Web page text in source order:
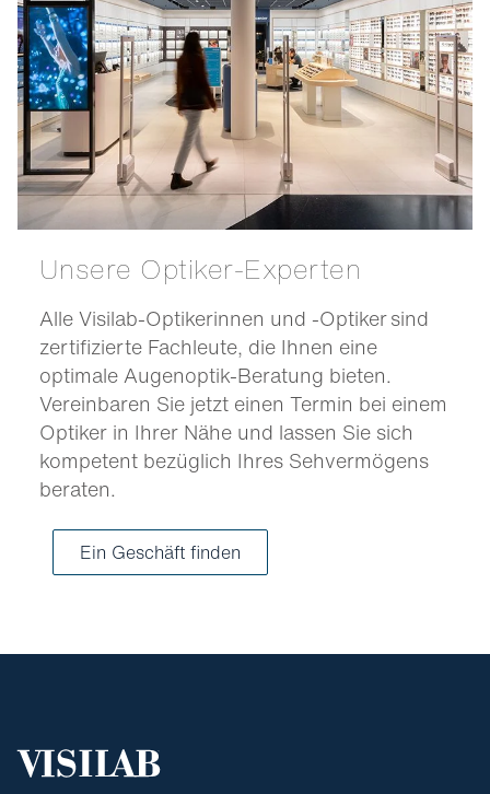
Unsere Optiker-Experten
Alle Visilab-Optikerinnen und -Optiker sind
zertifizierte Fachleute, die Ihnen eine
optimale Augenoptik-Beratung bieten.
Vereinbaren Sie jetzt einen Termin bei einem
Optiker in Ihrer Nähe und lassen Sie sich
kompetent bezüglich Ihres Sehvermögens
beraten.
Ein Geschäft finden